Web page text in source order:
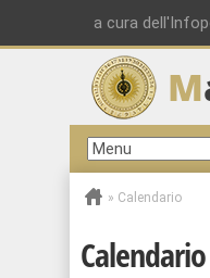
a cura
M
» Calendario
Calendario